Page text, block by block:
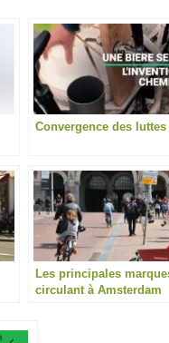
Convergence des luttes
Les principales
circulant à Amsterdam